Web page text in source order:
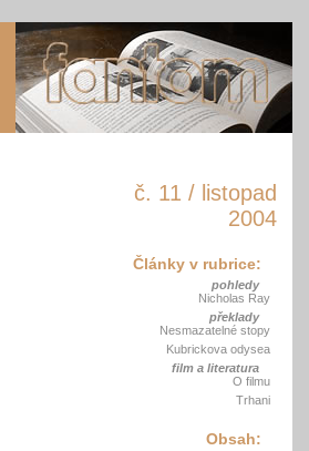
č. 11 / listopad
2004
Články v rubrice:
pohledy
Nicholas Ray
překlady
Nesmazatelné stopy
Kubrickova odysea
film a literatura
O filmu
Trhani
Obsah: